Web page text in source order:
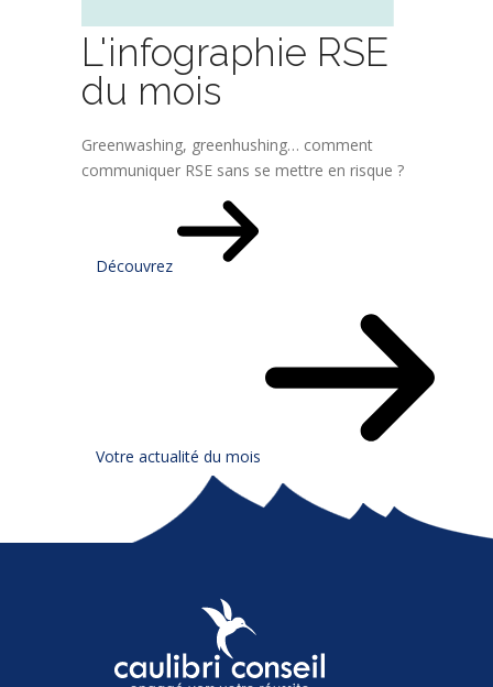
L'infographie RSE
du mois
Greenwashing, greenhushing… comment
communiquer RSE sans se mettre en risque ?
Découvrez
Votre actualité du mois